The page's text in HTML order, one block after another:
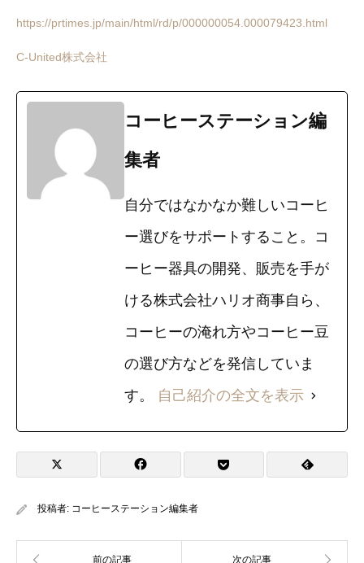
https://prtimes.jp/main/html/rd/p/000000054.000079423.html
C-United株式会社
コーヒーステーション編
集者
自分ではなかなか難しいコーヒ
ー選びをサポートすること。コ
ーヒー器具の開発、販売を手が
ける株式会社ハリオ商事自ら、
コーヒーの淹れ方やコーヒー豆
の選び方などを発信していま
す。 自己紹介の全文を表示
投稿者: コーヒーステーション編集者